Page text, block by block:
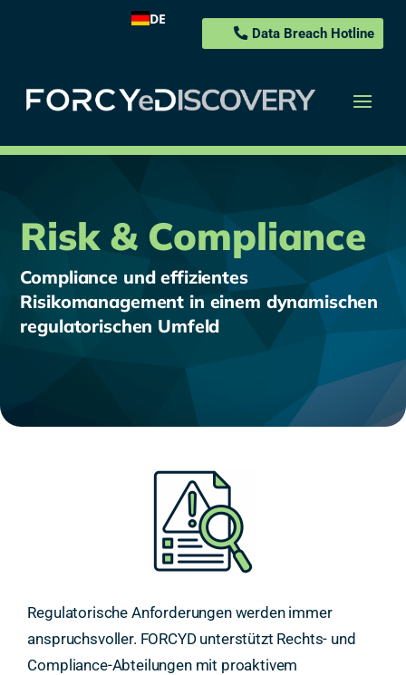
DE
Data Breach Hotline
Risk & Compliance
Compliance und effizientes
Risikomanagement in einem dynamischen
regulatorischen Umfeld
Regulatorische Anforderungen werden immer
anspruchsvoller. FORCYD unterstützt Rechts- und
Compliance-Abteilungen mit proaktivem